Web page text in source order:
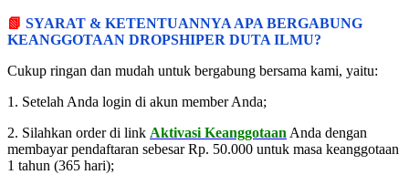
📗 SYARAT & KETENTUANNYA APA BERGABUNG
KEANGGOTAAN DROPSHIPER DUTA ILMU?
Cukup ringan dan mudah untuk bergabung bersama kami, yaitu:
1. Setelah Anda login di akun member Anda;
2. Silahkan order di link Aktivasi Keanggotaan Anda dengan
membayar pendaftaran sebesar Rp. 50.000 untuk masa keanggotaan
1 tahun (365 hari);